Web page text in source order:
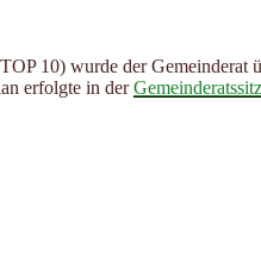
10) wurde der Gemeinderat
erfolgte in der